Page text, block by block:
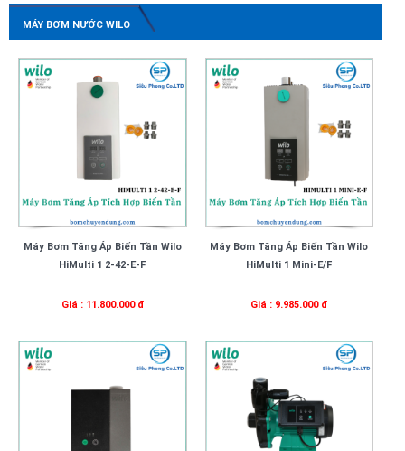
MÁY BƠM NƯỚC WILO
Máy Bơm Tăng Áp Biến Tần Wilo
HiMulti 1 2-42-E-F
Giá : 11.800.000 đ
Máy Bơm Tăng Áp Biến Tần Wilo
HiMulti 1 Mini-E/F
Giá : 9.985.000 đ